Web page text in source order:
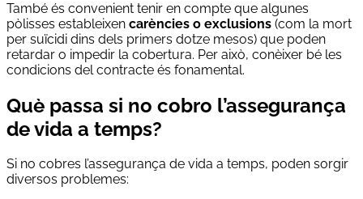
També és convenient tenir en compte que algunes
pòlisses estableixen carències o exclusions (com la mort
per suïcidi dins dels primers dotze mesos) que poden
retardar o impedir la cobertura. Per això, conèixer bé les
condicions del contracte és fonamental.
Què passa si no cobro l’assegurança
de vida a temps?
Si no cobres l’assegurança de vida a temps, poden sorgir
diversos problemes: